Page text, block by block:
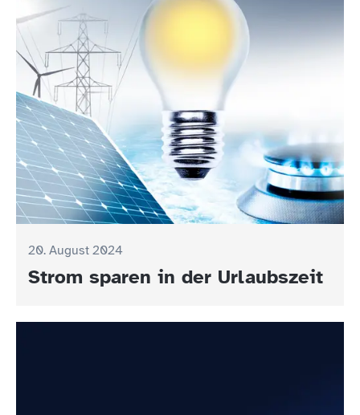
20. August 2024
Strom sparen in der Urlaubszeit